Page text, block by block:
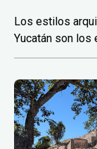
Los estilos
Yucatán son los